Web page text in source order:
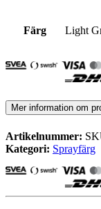
Färg Light
Mer information om
Artikelnummer:
Kategori: Sprayfärg